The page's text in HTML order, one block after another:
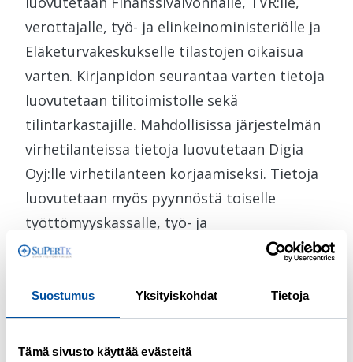
Suostumus Yksityiskohdat Tietoja
Tämä sivusto käyttää evästeitä
verottajalle, työ- ja elinkeinoministeriölle ja
Eläketurvakeskukselle tilastojen oikaisua
varten. Kirjanpidon seurantaa varten tietoja
luovutetaan tilitoimistolle sekä
tilintarkastajille. Mahdollisissa järjestelmän
virhetilanteissa tietoja luovutetaan Digia
Oyj:lle virhetilanteen korjaamiseksi. Tietoja
luovutetaan myös pyynnöstä toiselle
työttömyyskassalle, työ- ja
elinkeinotoimistolle, sosiaalitoimistolle,
Kelalle ja muutoksenhakuviranomaisille.
Epäiltäessä väärinkäytöstä tietoja voidaan
luovuttaa esitutkintaa suorittaville
viranomaisille.